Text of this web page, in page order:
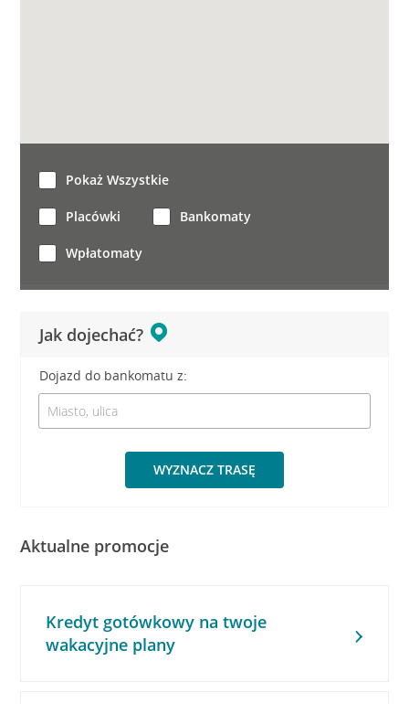
Jak dojechać?
Dojazd do bankomatu z:
WYZNACZ TRASĘ
Pokaż Wszystkie
Placówki Bankomaty
Wpłatomaty
Aktualne promocje
Kredyt gotówkowy na twoje
wakacyjne plany